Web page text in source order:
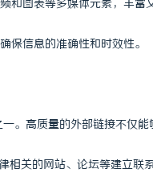
和图表等多媒体元素，丰富
保信息的准确性和时效性。
。高质量的外部链接不仅
相关的网站、论坛等建立联